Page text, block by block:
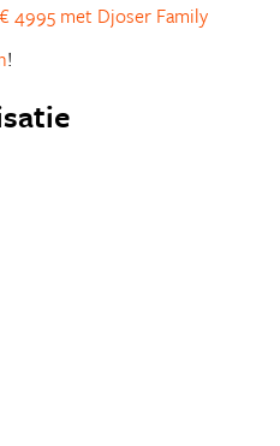
€ 4995 met Djoser Family
!